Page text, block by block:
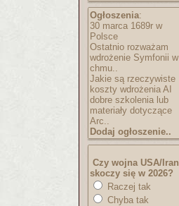
Ogłoszenia:
30 marca 1689r w
Polsce
Ostatnio rozważam
wdrożenie Symfonii w
chmu..
Jakie są rzeczywiste
koszty wdrożenia AI
dobre szkolenia lub
materiały dotyczące
Arc..
Dodaj ogłoszenie..
Czy wojna USA/Iran
skoczy się w 2026?
Raczej tak
Chyba tak